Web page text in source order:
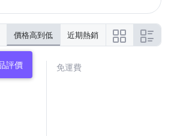
價格高到低 近期熱銷
免運費